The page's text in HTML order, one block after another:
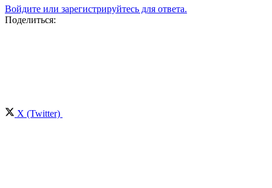
Войдите или зарегистрируйтесь для ответа.
Поделиться:
X (Twitter)